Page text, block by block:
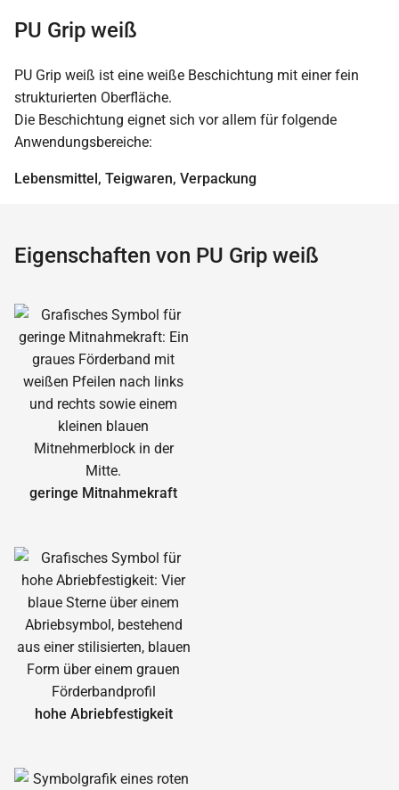
PU Grip weiß
PU Grip weiß ist eine weiße Beschichtung mit einer fein
strukturierten Oberfläche.
Die Beschichtung eignet sich vor allem für folgende
Anwendungsbereiche:
Lebensmittel, Teigwaren, Verpackung
Eigenschaften von PU Grip weiß
geringe Mitnahmekraft
hohe Abrieb­festigkeit